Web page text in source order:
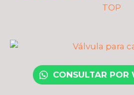
TOP
CONSULTAR POR